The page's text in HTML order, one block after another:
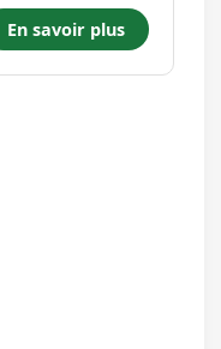
et médico-
H/F pour
En savoir plus